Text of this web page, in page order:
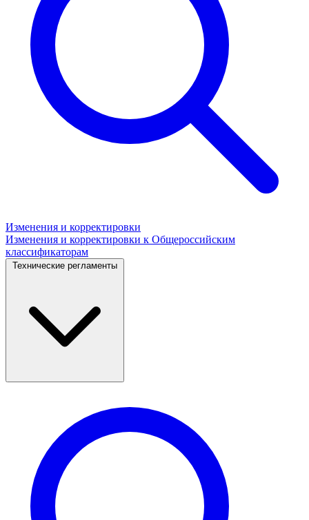
Изменения и корректировки
Изменения и корректировки к Общероссийским
классификаторам
Технические регламенты